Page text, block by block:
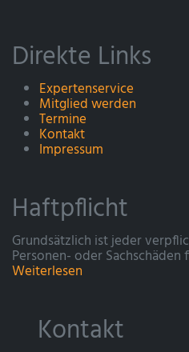
Direkte Links
Expertenservice
Mitglied werden
Termine
Kontakt
Impressum
Haftpflicht
Grundsätzlich ist jeder
Personen- oder
Weiterlesen
Kontakt